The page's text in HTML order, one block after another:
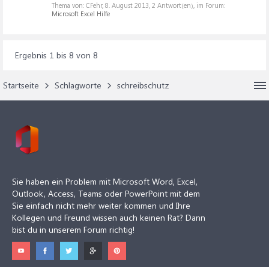
Thema von: CFehr, 8. August 2013, 2 Antwort(en), im Forum:
Microsoft Excel Hilfe
Ergebnis 1 bis 8 von 8
Startseite Schlagworte schreibschutz
Sie haben ein Problem mit Microsoft Word, Excel,
Outlook, Access, Teams oder PowerPoint mit dem
Sie einfach nicht mehr weiter kommen und Ihre
Kollegen und Freund wissen auch keinen Rat? Dann
bist du in unserem Forum richtig!